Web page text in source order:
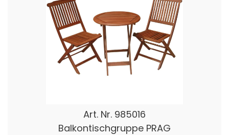
Art. Nr. 985016
Balkontischgruppe PRAG